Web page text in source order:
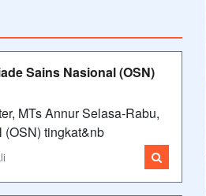
Sains Nasional (OSN)
MTs Annur Selasa-Rabu,
tingkat&nb